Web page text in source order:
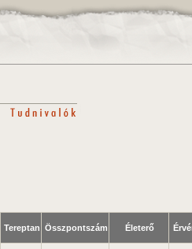
Tereptan Összpontszám Életerő